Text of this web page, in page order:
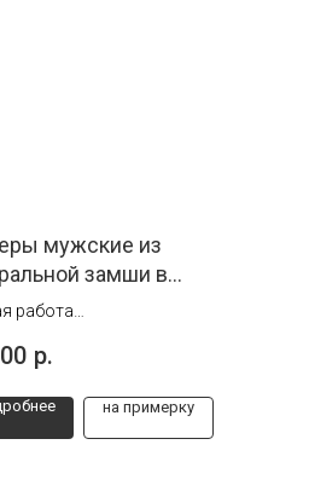
мужские из
замши в
цвете
работа
р.
на примерку